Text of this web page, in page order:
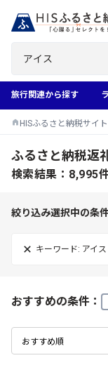
旅行関連から探す
HISふるさと納税サイト
ふるさと納税返
検索結果：8,995
絞り込み選択中の条
キーワード: アイス
おすすめの条件：